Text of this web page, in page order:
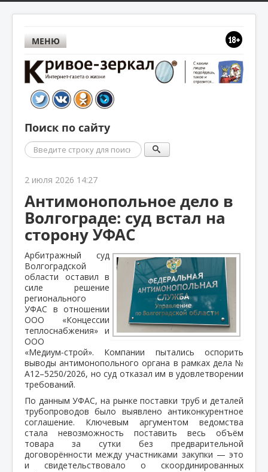
МЕНЮ
Поиск по сайту
Поиск
2 июля 2026 14:27
Антимонопольное дело в
Волгограде: суд встал на
сторону УФАС
Арбитражный суд
Волгоградской
области оставил в
силе решение
регионального
УФАС в отношении
ООО «Концессии
теплоснабжения» и
ООО
«Медиум‑строй». Компании пытались оспорить
выводы антимонопольного органа в рамках дела №
А12–5250/2026, но суд отказал им в удовлетворении
требований.
По данным УФАС, на рынке поставки труб и деталей
трубопроводов было выявлено антиконкурентное
соглашение. Ключевым аргументом ведомства
стала невозможность поставить весь объём
товара за сутки без предварительной
договорённости между участниками закупки — это
и свидетельствовало о скоординированных